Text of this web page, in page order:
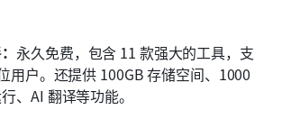
永久免费，包含 11 款强大的工具，支
用户。还提供 100GB 存储空间、1000
、AI 翻译等功能。